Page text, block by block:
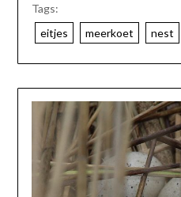
Tags:
eitjes
meerkoet nest